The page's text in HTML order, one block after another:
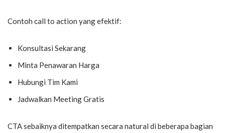
Contoh call to action yang efektif:
Konsultasi Sekarang
Minta Penawaran Harga
Hubungi Tim Kami
Jadwalkan Meeting Gratis
CTA sebaiknya ditempatkan secara natural di beberapa bagian